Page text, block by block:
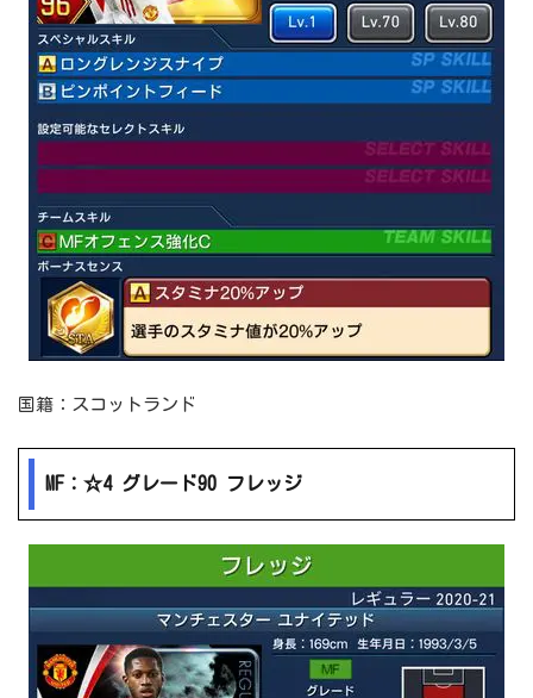
国籍：スコットランド
MF：☆4 グレード90 フレッジ